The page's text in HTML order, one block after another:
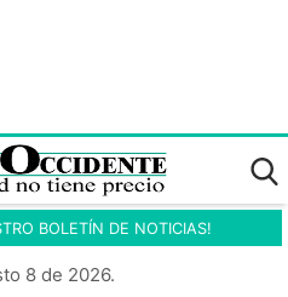
BOLETÍN DE NOTICIAS!
8 de 2026.